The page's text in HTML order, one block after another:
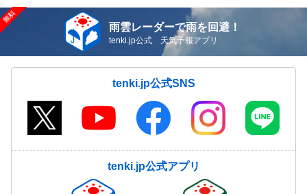
雨雲レーダーで雨を回避！
tenki.jp公式 天気予報アプリ
tenki.jp公式SNS
tenki.jp公式アプリ